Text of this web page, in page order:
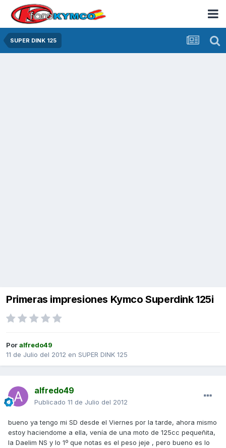
SUPER DINK 125
Primeras impresiones Kymco Superdink 125i
Poralfredo49
11 de Julio del 2012 en SUPER DINK 125
alfredo49
Publicado 11 de Julio del 2012
bueno ya tengo mi SD desde el Viernes por la tarde, ahora mismo
estoy haciendome a ella, venía de una moto de 125cc pequeñita,
la Daelim NS y lo 1º que notas es el peso jeje , pero bueno es lo